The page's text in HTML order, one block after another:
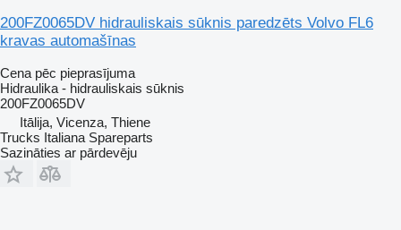
200FZ0065DV hidrauliskais sūknis paredzēts Volvo FL6
kravas automašīnas
Cena pēc pieprasījuma
Hidraulika - hidrauliskais sūknis
200FZ0065DV
Itālija, Vicenza, Thiene
Trucks Italiana Spareparts
Sazināties ar pārdevēju